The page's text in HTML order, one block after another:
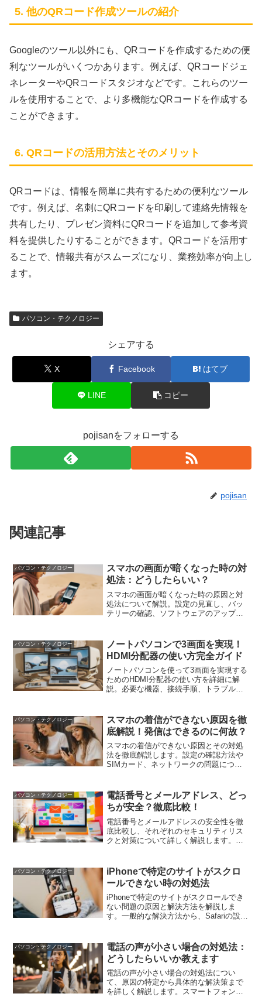
5. 他のQRコード作成ツールの紹介
Googleのツール以外にも、QRコードを作成するための便
利なツールがいくつかあります。例えば、QRコードジェ
ネレーターやQRコードスタジオなどです。これらのツー
ルを使用することで、より多機能なQRコードを作成する
ことができます。
6. QRコードの活用方法とそのメリット
QRコードは、情報を簡単に共有するための便利なツール
です。例えば、名刺にQRコードを印刷して連絡先情報を
共有したり、プレゼン資料にQRコードを追加して参考資
料を提供したりすることができます。QRコードを活用す
ることで、情報共有がスムーズになり、業務効率が向上し
ます。
パソコン・テクノロジー
シェアする
X Facebook はてブ
LINE コピー
pojisanをフォローする
pojisan
関連記事
パソコン・テクノロジー
スマホの画面が暗くなった時の対
処法：どうしたらいい？
スマホの画面が暗くなった時の原因と対
処法について解説。設定の見直し、バッ
テリーの確認、ソフトウェアのアップデ
パソコン・テクノロジー
ノートパソコンで3画面を実現！
HDMI分配器の使い方完全ガイド
ノートパソコンを使って3画面を実現する
ためのHDMI分配器の使い方を詳細に解
説。必要な機器、接続手順、トラブルシ
パソコン・テクノロジー
スマホの着信ができない原因を徹
底解説！発信はできるのに何故？
スマホの着信ができない原因とその対処
法を徹底解説します。設定の確認方法や
SIMカード、ネットワークの問題につい
パソコン・テクノロジー
電話番号とメールアドレス、どっ
ちが安全？徹底比較！
電話番号とメールアドレスの安全性を徹
底比較し、それぞれのセキュリティリス
クと対策について詳しく解説します。個
パソコン・テクノロジー
iPhoneで特定のサイトがスクロ
ールできない時の対処法
iPhoneで特定のサイトがスクロールでき
ない問題の原因と解決方法を解説しま
す。一般的な解決方法から、Safariの設定
利用方法まで、具体的な対処法を紹介し
ます。
パソコン・テクノロジー
電話の声が小さい場合の対処法：
どうしたらいいか教えます
電話の声が小さい場合の対処法につい
て、原因の特定から具体的な解決策まで
を詳しく解説します。スマートフォンの